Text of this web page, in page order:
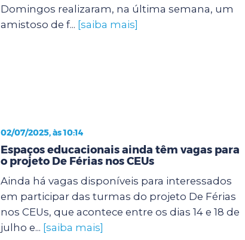
Domingos realizaram, na última semana, um
amistoso de f... [saiba mais]
02/07/2025, às 10:14
Espaços educacionais ainda têm vagas para
o projeto De Férias nos CEUs
Ainda há vagas disponíveis para interessados
em participar das turmas do projeto De Férias
nos CEUs, que acontece entre os dias 14 e 18 de
julho e... [saiba mais]